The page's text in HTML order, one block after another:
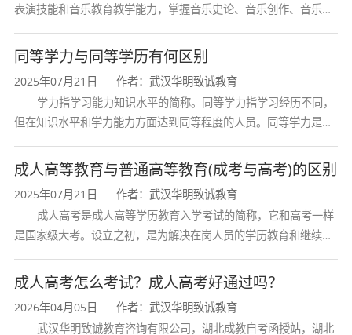
表演技能和音乐教育教学能力，掌握音乐史论、音乐创作、音乐表
创新精神和艺术感染力，能在专业
同等学力与同等学历有何区别
2025年07月21日
作者：武汉华明致诚教育
学力指学习能力知识水平的简称。同等学力指学习经历不同，
但在知识水平和学力能力方面达到同等程度的人员。同等学力是在
者或报考研究生的考生中，虽然没
成人高等教育与普通高等教育(成考与高考)的区别
2025年07月21日
作者：武汉华明致诚教育
成人高考是成人高等学历教育入学考试的简称，它和高考一样
是国家级大考。设立之初，是为解决在岗人员的学历教育和继续教
在行业的骨干，一些人走上了领导
成人高考怎么考试？成人高考好通过吗？
2026年04月05日
作者：武汉华明致诚教育
武汉华明致诚教育咨询有限公司，湖北成教自考函授站，湖北